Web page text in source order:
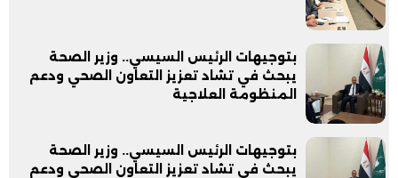
بتوجيهات الرئيس السيسي.. وزير الصحة
يبحث في تشاد تعزيز التعاون الصحي ودعم
المنظومة العلاجية
بتوجيهات الرئيس السيسي.. وزير الصحة
يبحث في تشاد تعزيز التعاون الصحي ودعم